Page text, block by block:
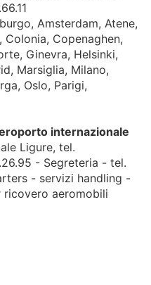
Amsterdam, Atene,
Colonia, Copenaghen,
Ginevra, Helsinki,
Marsiglia, Milano,
Oslo, Parigi,
internazionale
Ligure, tel.
- Segreteria - tel.
- servizi handling -
ricovero aeromobili